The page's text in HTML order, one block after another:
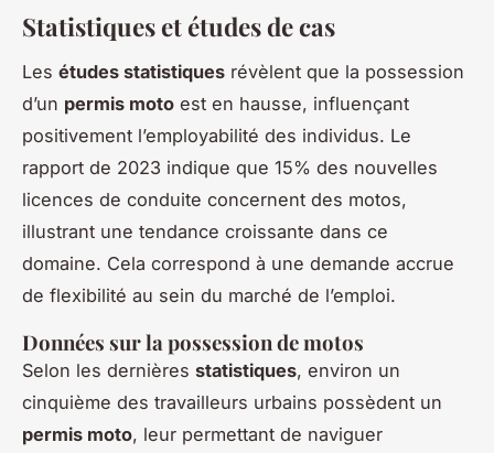
Statistiques et études de cas
Les études statistiques révèlent que la possession
d’un permis moto est en hausse, influençant
positivement l’employabilité des individus. Le
rapport de 2023 indique que 15% des nouvelles
licences de conduite concernent des motos,
illustrant une tendance croissante dans ce
domaine. Cela correspond à une demande accrue
de flexibilité au sein du marché de l’emploi.
Données sur la possession de motos
Selon les dernières statistiques, environ un
cinquième des travailleurs urbains possèdent un
permis moto, leur permettant de naviguer